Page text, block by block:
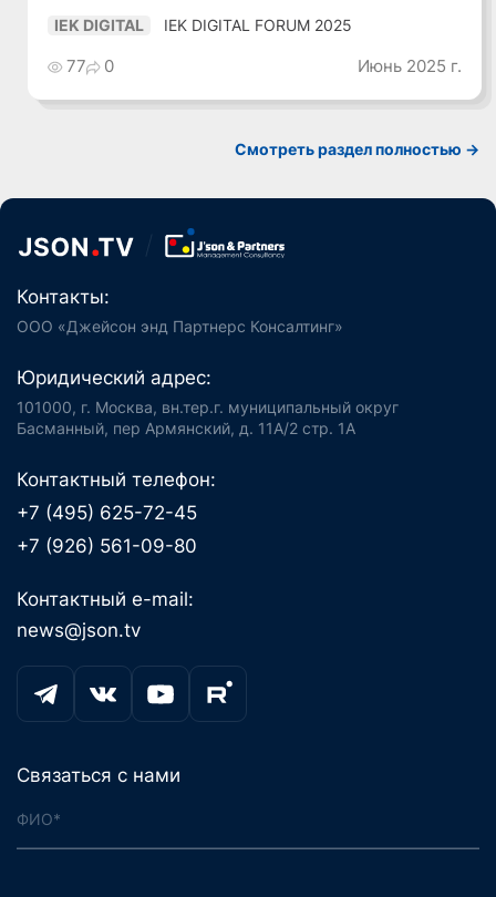
IEK DIGITAL IEK DIGITAL FORUM 2025
77 0 Июнь 2025 г.
Смотреть раздел полностью ->
Контакты:
ООО «Джейсон энд Партнерс Консалтинг»
Юридический адрес:
101000, г. Москва, вн.тер.г. муниципальный округ
Басманный, пер Армянский, д. 11А/2 стр. 1А
Контактный телефон:
+7 (495) 625-72-45
+7 (926) 561-09-80
Контактный e-mail:
news@json.tv
Связаться с нами